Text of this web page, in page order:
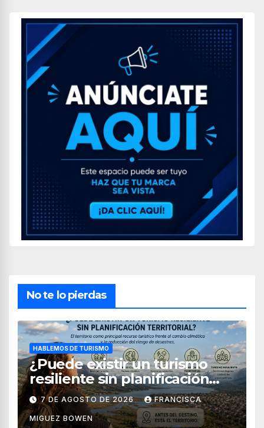
No te lo pierdas
HABLEMOS DE TURISMO
¿Puede existir un turismo
resiliente sin planificación
territorial?
7 DE AGOSTO DE 2026 FRANCISCA
MIGUEZ BOWEN